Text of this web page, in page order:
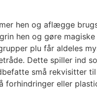
hen og aflægge
hen og gøre magiske
plu får aldeles
Dette spiller ind
små rekvisitter
forhindringer eller